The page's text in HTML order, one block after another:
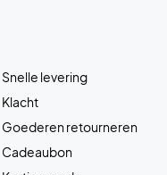
Snelle levering
Klacht
Goederen retourneren
Cadeaubon